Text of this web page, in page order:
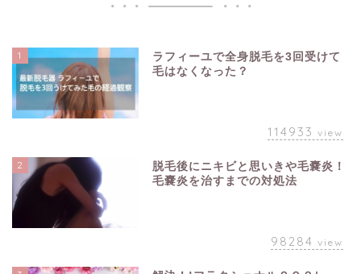
1
ラフィーユで全身脱毛を3回受けて
毛はなくなった？
114933 view
2
脱毛後にニキビと思いきや毛嚢炎！
毛嚢炎を治すまでの対処法
98284 view